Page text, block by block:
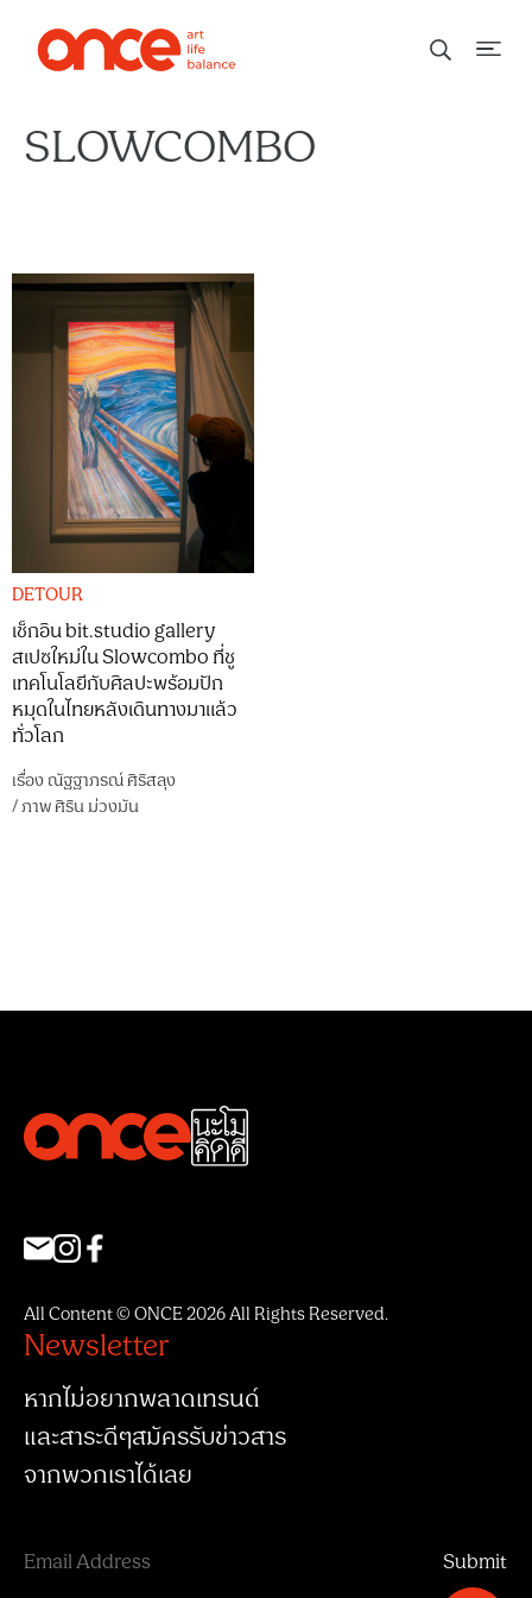
SLOWCOMBO
DETOUR
เช็กอิน bit.studio gallery
สเปซใหม่ใน Slowcombo ที่ชู
เทคโนโลยีกับศิลปะพร้อมปัก
หมุดในไทยหลังเดินทางมาแล้ว
ทั่วโลก
เรื่องณัฐฐาภรณ์ ศิริสลุง
/ภาพศิริน ม่วงมัน
All Content © ONCE 2026 All Rights Reserved.
Newsletter
หากไม่อยากพลาดเทรนด์
และสาระดีๆสมัครรับข่าวสาร
จากพวกเราได้เลย